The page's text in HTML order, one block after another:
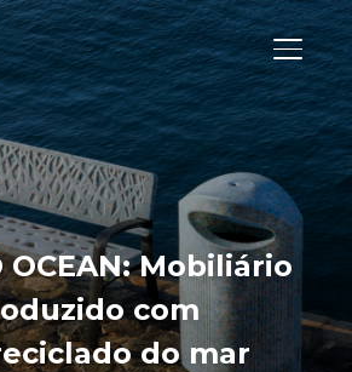
OCEAN: Mobiliário
com
do mar